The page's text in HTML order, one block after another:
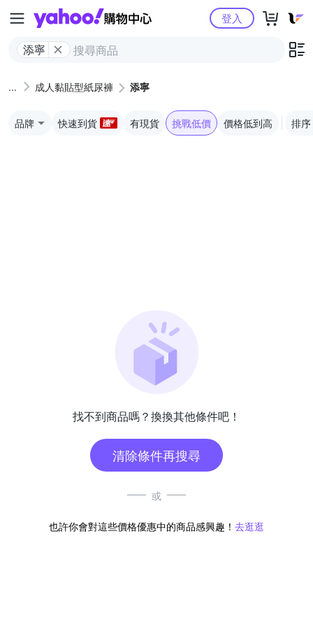
Yahoo購物中心
添寧
登入
成人黏貼型紙尿褲 添寧
品牌 快速到貨 有現貨 挑戰低價 價格低到高 排序
找不到商品嗎？換換其他條件吧！
清除條件再搜尋
或
也許你會對這些價格優惠中的商品感興趣！ 去逛逛